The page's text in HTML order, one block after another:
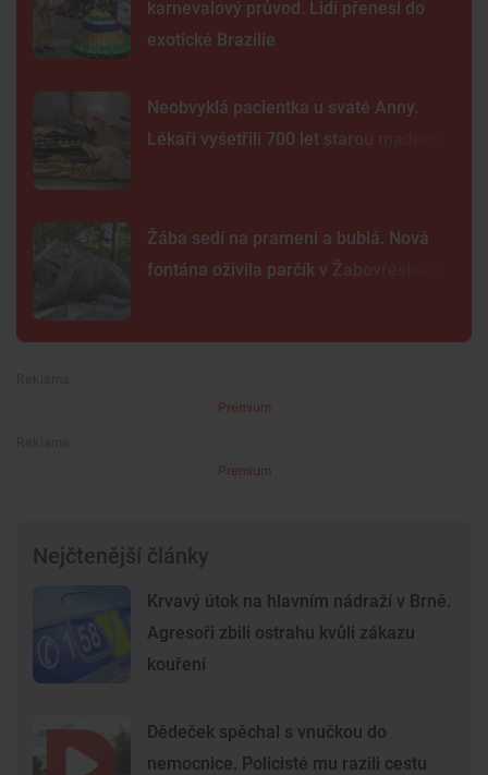
karnevalový průvod. Lidi přenesl do
exotické Brazílie
Neobvyklá pacientka u svaté Anny.
Lékaři vyšetřili 700 let starou madonu
Žába sedí na prameni a bublá. Nová
fontána oživila parčík v Žabovřeskách
Premium
Premium
Nejčtenější články
Krvavý útok na hlavním nádraží v Brně.
Agresoři zbili ostrahu kvůli zákazu
kouření
Dědeček spěchal s vnučkou do
nemocnice. Policisté mu razili cestu